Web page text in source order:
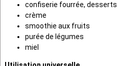
confiserie fourrée, desserts
crème
smoothie aux fruits
purée de légumes
miel